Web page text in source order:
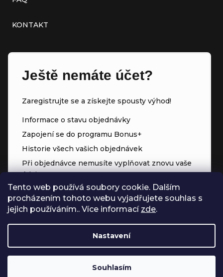
Tento web používá soubory cookie. Dalším
procházením tohoto webu vyjadřujete souhlas s
jejich používáním.. Více informací zde.
Nastavení
Souhlasím
KONTAKT
Ještě nemáte účet?
Zaregistrujte se a získejte spousty výhod!
Informace o stavu objednávky
Zapojení se do programu Bonus+
Historie všech vašich objednávek
Při objednávce nemusíte vyplňovat znovu vaše
údaje
Přednostní přístup ke slevám
Body za každý nákup
Vytvořil Shoptet